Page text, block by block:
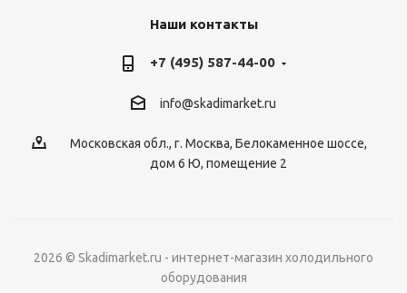
Наши контакты
+7 (495) 587-44-00
info@skadimarket.ru
Московская обл., г. Москва, Белокаменное шоссе,
дом 6 Ю, помещение 2
2026 © Skadimarket.ru - интернет-магазин холодильного
оборудования